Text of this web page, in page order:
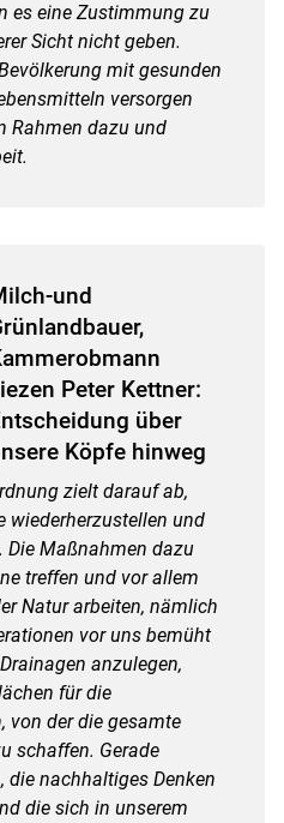
es eine Zustimmung zu
Sicht nicht geben.
mit gesunden
versorgen
Rahmen dazu und
und
Peter Kettner:
über
Köpfe hinweg
zielt darauf ab,
wiederherzustellen und
Maßnahmen dazu
treffen und vor allem
Natur arbeiten, nämlich
vor uns bemüht
anzulegen,
für die
von der die gesamte
schaffen. Gerade
die nachhaltiges Denken
die sich in unserem